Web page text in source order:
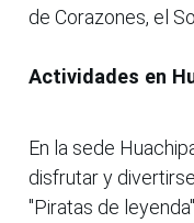
de Corazones, el
Actividades en
En la sede
disfrutar y
"Piratas de